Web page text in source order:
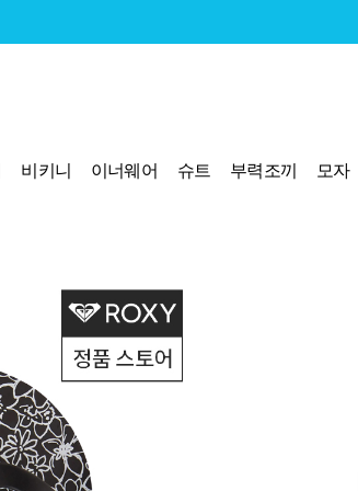
비키니 이너웨어 슈트 부력조끼 모자